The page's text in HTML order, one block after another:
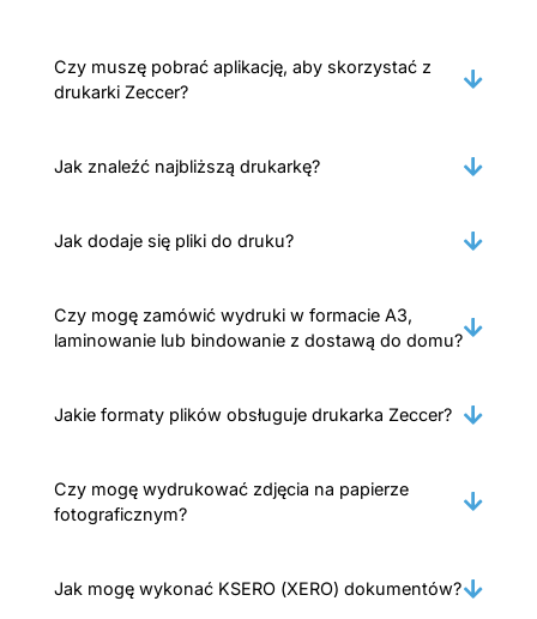
Czy muszę pobrać aplikację, aby skorzystać z
drukarki Zeccer?
Jak znaleźć najbliższą drukarkę?
Jak dodaje się pliki do druku?
Czy mogę zamówić wydruki w formacie A3,
laminowanie lub bindowanie z dostawą do domu?
Jakie formaty plików obsługuje drukarka Zeccer?
Czy mogę wydrukować zdjęcia na papierze
fotograficznym?
Jak mogę wykonać KSERO (XERO) dokumentów?